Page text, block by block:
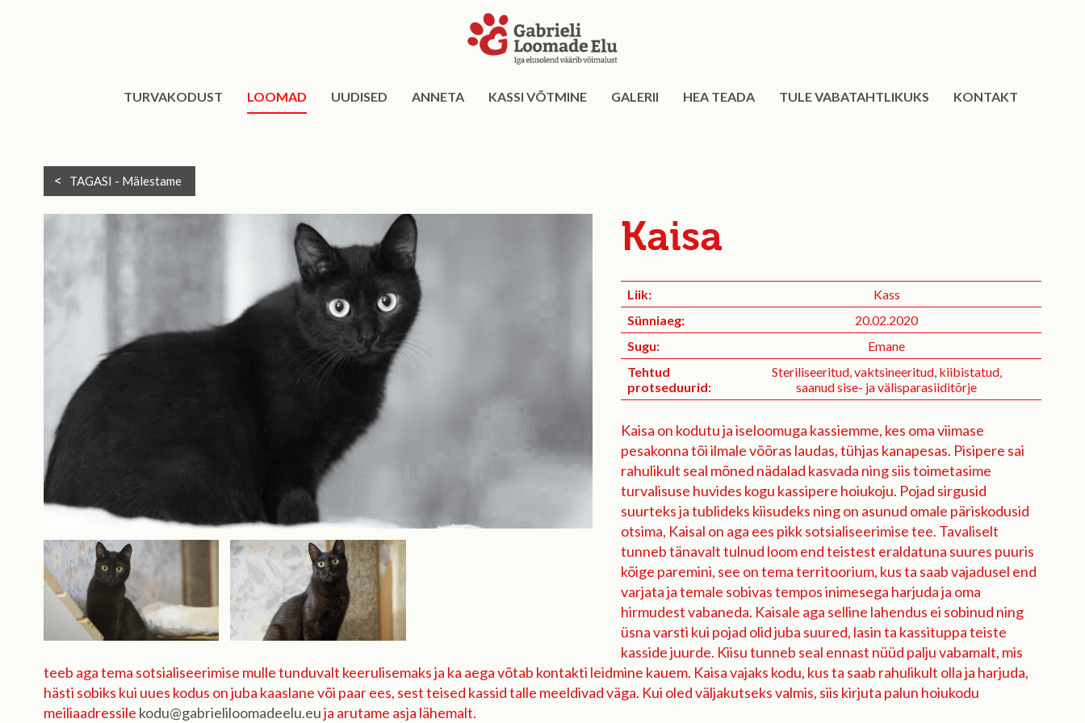
TURVAKODUST LOOMAD UUDISED ANNETA KASSI VÕTMINE GALERII HEA TEADA TULE VABATAHTLIKUKS KONTAKT
TAGASI - Mälestame
Kaisa
Liik:
Kass
Sünniaeg:
20.02.2020
Sugu:
Emane
Tehtud
protseduurid:
Steriliseeritud, vaktsineeritud, kiibistatud,
saanud sise- ja välisparasiiditõrje
Kaisa on kodutu ja iseloomuga kassiemme, kes oma viimase
pesakonna tõi ilmale võõras laudas, tühjas kanapesas. Pisipere sai
rahulikult seal mõned nädalad kasvada ning siis toimetasime
turvalisuse huvides kogu kassipere hoiukoju. Pojad sirgusid
suurteks ja tublideks kiisudeks ning on asunud omale päriskodusid
otsima, Kaisal on aga ees pikk sotsialiseerimise tee. Tavaliselt
tunneb tänavalt tulnud loom end teistest eraldatuna suures puuris
kõige paremini, see on tema territoorium, kus ta saab vajadusel end
varjata ja temale sobivas tempos inimesega harjuda ja oma
hirmudest vabaneda. Kaisale aga selline lahendus ei sobinud ning
üsna varsti kui pojad olid juba suured, lasin ta kassituppa teiste
kasside juurde. Kiisu tunneb seal ennast nüüd palju vabamalt, mis
teeb aga tema sotsialiseerimise mulle tunduvalt keerulisemaks ja ka aega võtab kontakti leidmine kauem. Kaisa vajaks kodu, kus ta saab rahulikult olla ja harjuda,
hästi sobiks kui uues kodus on juba kaaslane või paar ees, sest teised kassid talle meeldivad väga. Kui oled väljakutseks valmis, siis kirjuta palun hoiukodu
meiliaadressile kodu@gabrieliloomadeelu.euja arutame asja lähemalt.